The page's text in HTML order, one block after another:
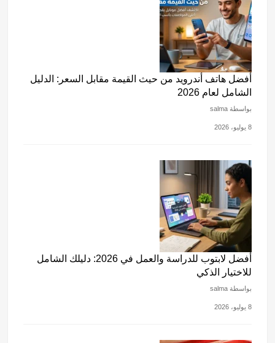
أفضل هاتف أندرويد من حيث القيمة مقابل السعر: الدليل
الشامل لعام 2026
بواسطة salma
8 يوليو، 2026
أفضل لابتوب للدراسة والعمل في 2026: دليلك الشامل
للاختيار الذكي
بواسطة salma
8 يوليو، 2026